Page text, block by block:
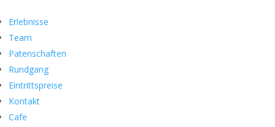
Erlebnisse
Team
Patenschaften
Rundgang
Eintrittspreise
Kontakt
Cafe